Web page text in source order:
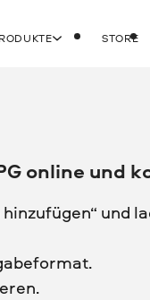
STORE
online und
und